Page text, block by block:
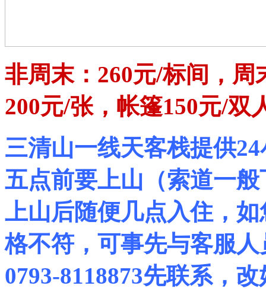
非周末：260元/标间，
200元/张，帐篷150元/双
三清山一线天客栈提供
五点前要上山（索道一
上山后随便几点入住，
格不符，可事先与客服人
0793-8118873先联系，